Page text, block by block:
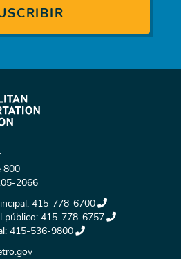
800
2066
415-778-6700
público: 415-778-6757
415-536-9800